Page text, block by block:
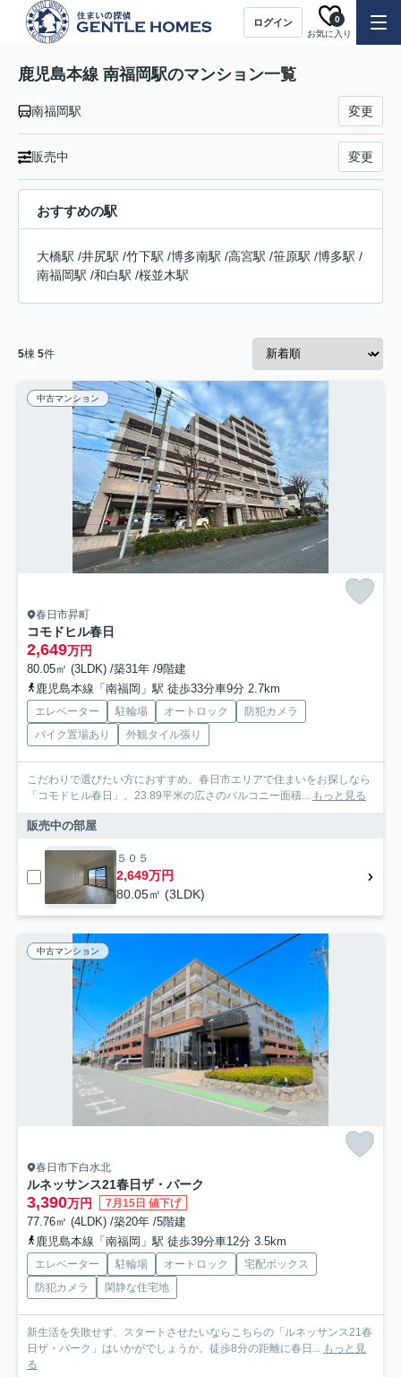
ログイン
お気に入り
0
鹿児島本線 南福岡駅のマンション一覧
南福岡駅 変更
販売中 変更
おすすめの駅
大橋駅 /井尻駅 /竹下駅 /博多南駅 /高宮駅 /笹原駅 /博多駅 /
南福岡駅 /和白駅 /桜並木駅
5棟 5件
中古マンション
春日市昇町
コモドヒル春日
2,649万円
80.05㎡ (3LDK) /築31年 /9階建
鹿児島本線「南福岡」駅 徒歩33分車9分 2.7km
エレベーター 駐輪場 オートロック
防犯カメラ
バイク置場あり
外観タイル張り
こだわりで選びたい方におすすめ。春日市エリアで住まいをお探しなら
「コモドヒル春日」。23.89平米の広さのバルコニー面積... もっと見る
販売中の部屋
５０５
2,649万円
80.05㎡ (3LDK)
中古マンション
春日市下白水北
ルネッサンス21春日ザ・パーク
3,390万円 7月15日 値下げ
77.76㎡ (4LDK) /築20年 /5階建
鹿児島本線「南福岡」駅 徒歩39分車12分 3.5km
エレベーター 駐輪場 オートロック
宅配ボックス
防犯カメラ
閑静な住宅地
新生活を失敗せず、スタートさせたいならこちらの「ルネッサンス21春
日ザ・パーク」はいかがでしょうか。徒歩8分の距離に春日... もっと見
る